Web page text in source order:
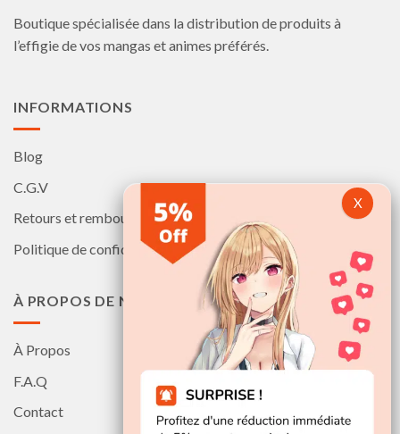
Boutique spécialisée dans la distribution de produits à
l’effigie de vos mangas et animes préférés.
INFORMATIONS
Blog
C.G.V
Retours et remboursements
Politique de confidentialité
À PROPOS DE NOUS
À Propos
F.A.Q
Contact